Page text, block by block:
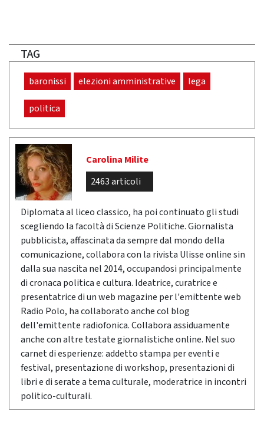
TAG
baronissi elezioni amministrative lega
politica
Carolina Milite
2463 articoli
Diplomata al liceo classico, ha poi continuato gli studi
scegliendo la facoltà di Scienze Politiche. Giornalista
pubblicista, affascinata da sempre dal mondo della
comunicazione, collabora con la rivista Ulisse online sin
dalla sua nascita nel 2014, occupandosi principalmente
di cronaca politica e cultura. Ideatrice, curatrice e
presentatrice di un web magazine per l'emittente web
Radio Polo, ha collaborato anche col blog
dell'emittente radiofonica. Collabora assiduamente
anche con altre testate giornalistiche online. Nel suo
carnet di esperienze: addetto stampa per eventi e
festival, presentazione di workshop, presentazioni di
libri e di serate a tema culturale, moderatrice in incontri
politico-culturali.